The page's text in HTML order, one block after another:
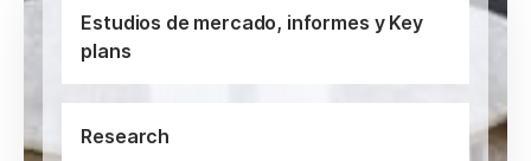
Estudios de mercado, informes y Key
plans
Research